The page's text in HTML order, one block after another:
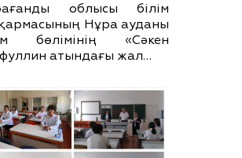
облысы білім
Нұра ауданы
бөлімінің «Сәкен
атындағы жал…